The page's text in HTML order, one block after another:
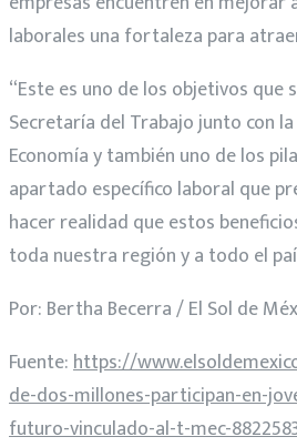
laborales una fortaleza para
“Este es uno de los objetivos que
Secretaría del Trabajo junto con
Economía y también uno de los
apartado específico laboral que
hacer realidad que estos
toda nuestra región y a todo el
Por: Bertha Becerra / El Sol de
Fuente:https://
de-dos-millones-participan-en-
futuro-vinculado-al-t-mec-